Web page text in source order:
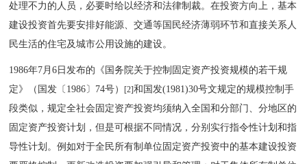
处理不力的人员，必要时给以经济和法律制裁。在投资方向上，基本
建设投资首先要安排好能源、交通等国民经济薄弱环节和直接关系人
民生活的住宅及城市公用设施的建设。
1986年7月6日发布的《国务院关于控制固定资产投资规模的若干规
定》（国发〔1986〕74号） [2]和国发(1981)30号文规定的规模控制手
段类似，规定全社会固定资产投资均须纳入全国和分部门、分地区的
固定资产投资计划，但是可根据不同情况，分别实行指令性计划和指
导性计划。例如对于全民所有制单位固定资产投资中的基本建设投资